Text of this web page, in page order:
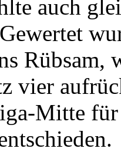
auch
vier
Mitte